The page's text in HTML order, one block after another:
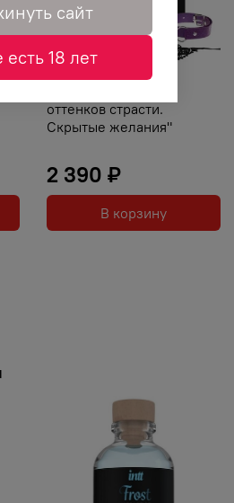
оттенков страсти.
Скрытые желания"
2 390 ₽
В корзину
сайт
18 лет